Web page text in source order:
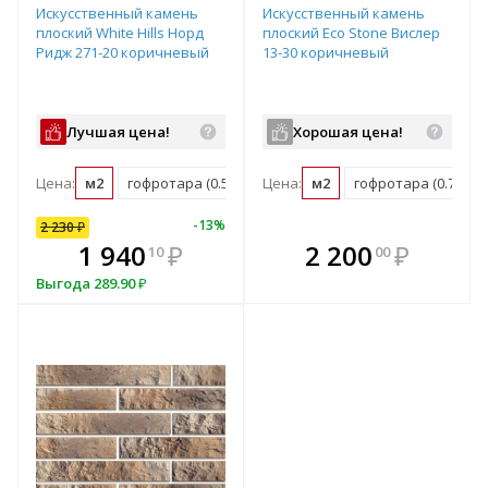
Искусственный камень
плоский White Hills Норд
Ридж 271-20 коричневый
Лучшая цена!
Цена: м2 гофротара (0.5 м2) мастербокс (17.4 м2)
2 230₽ -13%
1 940 10 ₽
Выгода 289.90₽
В комплекте
всегда выгоднее!
Искусственный камень
плоский Eco Stone Вислер
13-30 коричневый
Хорошая цена!
Цена: м2 гофротара (0.7 м2)
В комплекте
всегда выгоднее!
2 200 00 ₽